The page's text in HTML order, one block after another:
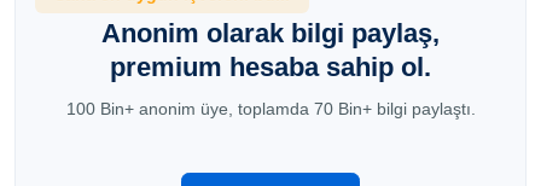
Anonim olarak bilgi paylaş,
premium hesaba sahip ol.
100 Bin+ anonim üye, toplamda 70 Bin+ bilgi paylaştı.